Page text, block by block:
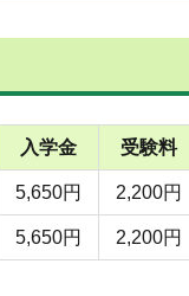
入学金 受験料
5,650円 2,200円
5,650円 2,200円